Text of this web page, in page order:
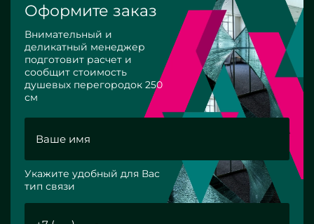
Оформите заказ
Внимательный и
деликатный менеджер
подготовит расчет и
сообщит стоимость
душевых перегородок 250
см
Укажите удобный для Вас
тип связи